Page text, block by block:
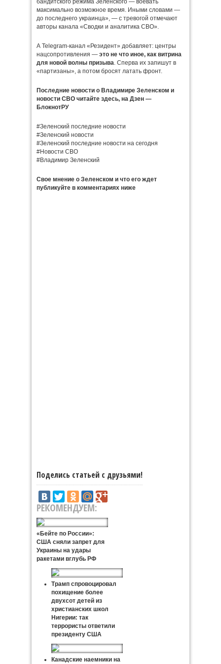
максимально возможное время. Иными словами —
до последнего украинца», — с тревогой отмечают
авторы канала «Сводки и аналитика СВО».
А Telegram-канал «Резидент» добавляет: центры
нацсопротивления — это не что иное, как витрина
для новой волны призыва . Сперва их запишут в
«партизаны», а потом бросят латать фронт.
Последние новости о Владимире Зеленском и
новости СВО читайте здесь, на Дзен —
БлокнотРУ
#Зеленский последние новости
#Зеленский новости
#Зеленский последние новости на сегодня
#Новости СВО
#Владимир Зеленский
Свое мнение о Зеленском и что его ждет
публикуйте в комментариях ниже
Поделись статьей с друзьями!
РЕКОМЕНДУЕМ:
«Бейте по России»:
США сняли запрет для
Украины на удары
ракетами вглубь РФ
Трамп спровоцировал
похищение более
двухсот детей из
христианских школ
Нигерии: так
террористы ответили
президенту США
Канадские наемники на